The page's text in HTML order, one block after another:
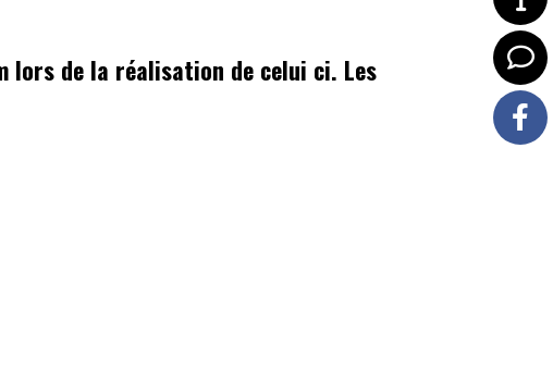
lors de la réalisation de celui ci. Les